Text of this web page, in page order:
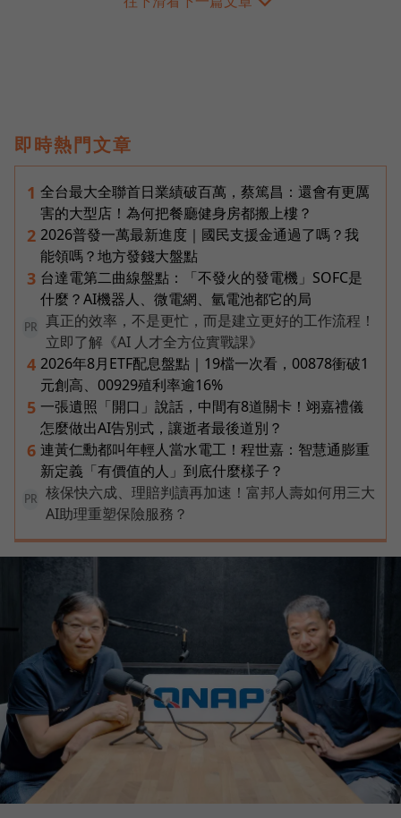
即時熱門文章
1 全台最大全聯首日業績破百萬，蔡篤昌：還會有更厲
害的大型店！為何把餐廳健身房都搬上樓？
2 2026普發一萬最新進度｜國民支援金通過了嗎？我
能領嗎？地方發錢大盤點
3 台達電第二曲線盤點：「不發火的發電機」SOFC是
什麼？AI機器人、微電網、氫電池都它的局
PR
真正的效率，不是更忙，而是建立更好的工作流程！
立即了解《AI 人才全方位實戰課》
4 2026年8月ETF配息盤點｜19檔一次看，00878衝破1
元創高、00929殖利率逾16%
5 一張遺照「開口」說話，中間有8道關卡！翊嘉禮儀
怎麼做出AI告別式，讓逝者最後道別？
6 連黃仁勳都叫年輕人當水電工！程世嘉：智慧通膨重
新定義「有價值的人」到底什麼樣子？
PR
核保快六成、理賠判讀再加速！富邦人壽如何用三大
AI助理重塑保險服務？